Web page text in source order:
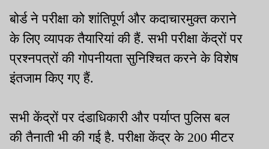
बोर्ड ने परीक्षा को शांतिपूर्ण और कदाचारमुक्त कराने
के लिए व्यापक तैयारियां की हैं. सभी परीक्षा केंद्रों पर
प्रश्नपत्रों की गोपनीयता सुनिश्चित करने के विशेष
इंतजाम किए गए हैं.
सभी केंद्रों पर दंडाधिकारी और पर्याप्त पुलिस बल
की तैनाती भी की गई है. परीक्षा केंद्र के 200 मीटर